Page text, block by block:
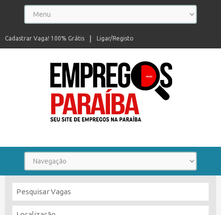
Ligar/Registo
Cadastrar Vaga! 100% Grátis